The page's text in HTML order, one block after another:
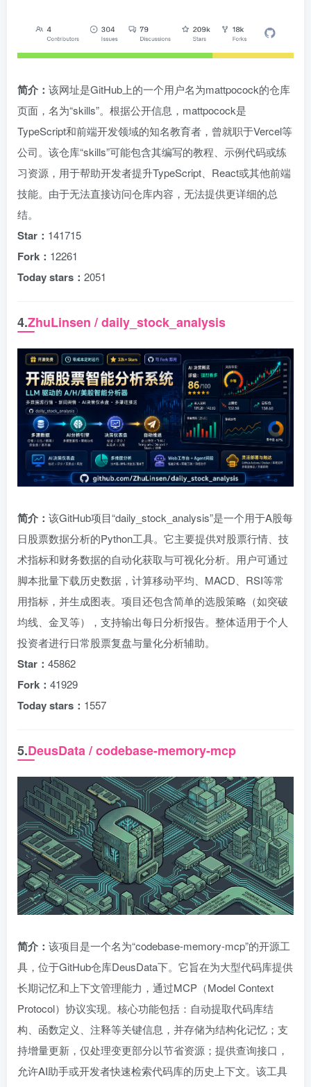
简介： 该网址是GitHub上的一个用户名为mattpocock的仓库
页面，名为“skills”。根据公开信息，mattpocock是
TypeScript和前端开发领域的知名教育者，曾就职于Vercel等
公司。该仓库“skills”可能包含其编写的教程、示例代码或练
习资源，用于帮助开发者提升TypeScript、React或其他前端
技能。由于无法直接访问仓库内容，无法提供更详细的总
结。
Star： 141715
Fork： 12261
Today stars： 2051
4.ZhuLinsen / daily_stock_analysis
简介： 该GitHub项目“daily_stock_analysis”是一个用于A股每
日股票数据分析的Python工具。它主要提供对股票行情、技
术指标和财务数据的自动化获取与可视化分析。用户可通过
脚本批量下载历史数据，计算移动平均、MACD、RSI等常
用指标，并生成图表。项目还包含简单的选股策略（如突破
均线、金叉等），支持输出每日分析报告。整体适用于个人
投资者进行日常股票复盘与量化分析辅助。
Star： 45862
Fork： 41929
Today stars： 1557
5.DeusData / codebase-memory-mcp
简介： 该项目是一个名为“codebase-memory-mcp”的开源工
具，位于GitHub仓库DeusData下。它旨在为大型代码库提供
长期记忆和上下文管理能力，通过MCP（Model Context
Protocol）协议实现。核心功能包括：自动提取代码库结
构、函数定义、注释等关键信息，并存储为结构化记忆；支
持增量更新，仅处理变更部分以节省资源；提供查询接口，
允许AI助手或开发者快速检索代码库的历史上下文。该工具